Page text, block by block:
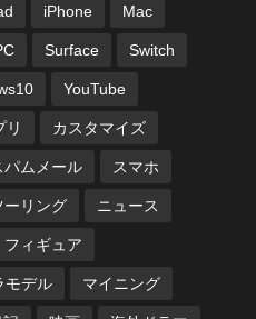
iPhone Mac
Surface Switch
YouTube
リ カスタマイズ
パムメール スマホ
ーリング ニュース
フィギュア
モデル マイニング